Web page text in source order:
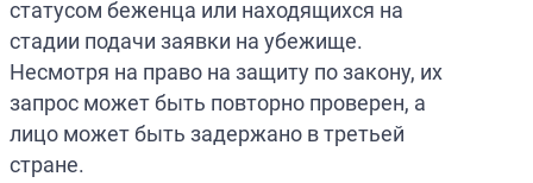
статусом беженца или находящихся на
стадии подачи заявки на убежище.
Несмотря на право на защиту по закону, их
запрос может быть повторно проверен, а
лицо может быть задержано в третьей
стране.